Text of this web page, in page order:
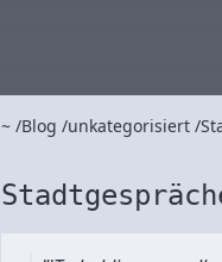
~ Blog unkategorisiert